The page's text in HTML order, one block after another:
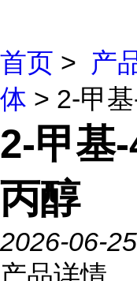
首页 > 产
体 > 2-甲
2-甲基
丙醇
2026-06-25
产品详情